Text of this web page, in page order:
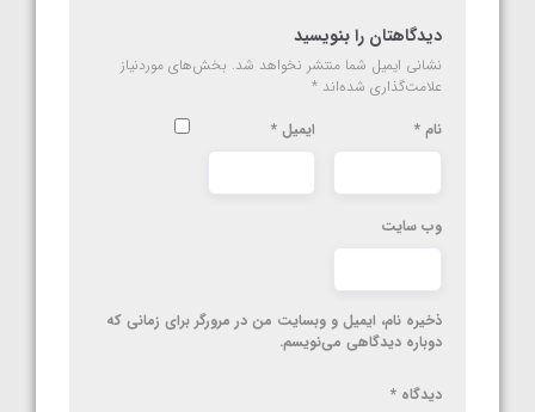
دیدگاهتان را بنویسید
نشانی ایمیل شما منتشر نخواهد شد. بخش‌های موردنیاز
علامت‌گذاری شده‌اند *
نام * ایمیل *
وب‌ سایت
ذخیره نام، ایمیل و وبسایت من در مرورگر برای زمانی که
دوباره دیدگاهی می‌نویسم.
دیدگاه *